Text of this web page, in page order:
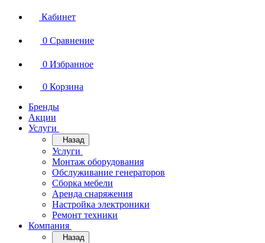
Кабинет
0 Сравнение
0 Избранное
0 Корзина
Бренды
Акции
Услуги
Назад
Услуги
Монтаж оборудования
Обслуживание генераторов
Сборка мебели
Аренда снаряжения
Настройка электроники
Ремонт техники
Компания
Назад